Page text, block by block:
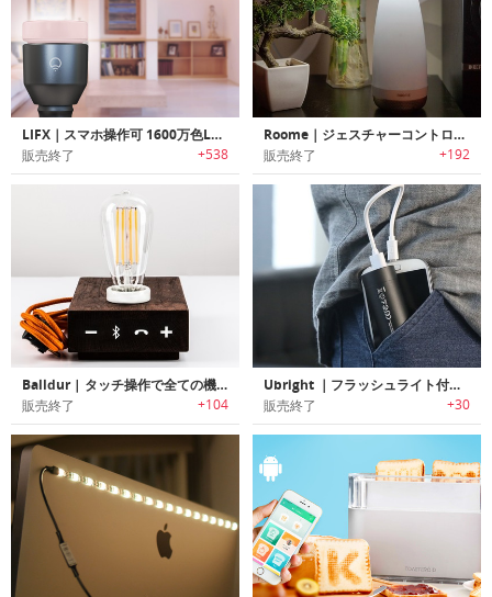
LIFX｜スマホ操作可 1600万色LED電球「ライフィクス」
販売終了 +538
Roome｜ジェスチャーコントロール対応スマートライト「ルーム」
販売終了 +192
Balldur | タッチ操作で全ての機能がコントロール可能なウッドサウンドランプ「ボールダー」
販売終了 +104
Ubright ｜フラッシュライト付き5000mAhポータブルチャージャー 「ユーブライト」
販売終了 +30